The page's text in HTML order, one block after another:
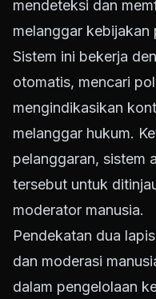
mendeteksi dan
melanggar kebijakan
Sistem ini bekerja
otomatis, mencari
mengindikasikan
melanggar hukum.
pelanggaran, sistem
tersebut untuk
moderator manusia.
Pendekatan dua
dan moderasi
dalam pengelolaan